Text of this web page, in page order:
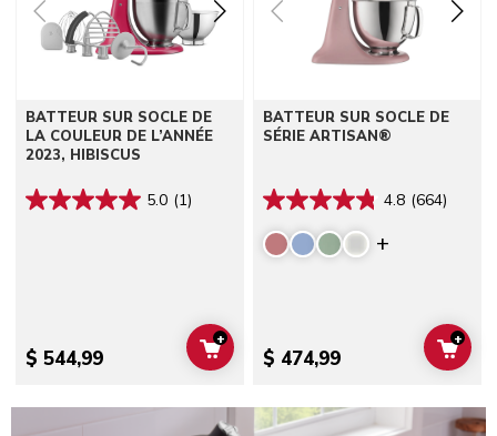
BATTEUR SUR SOCLE DE
LA COULEUR DE L’ANNÉE
2023, HIBISCUS
5.0 (1)
$ 544,99 ADD TO CART
+
BATTEUR SUR SOCLE DE
SÉRIE ARTISAN®
4.8 (664)
Display
$ 474,99 ADD
+